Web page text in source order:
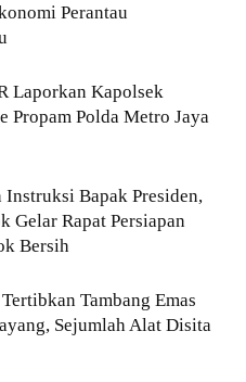
Perantau
Laporkan Kapolsek
Propam Polda Metro Jaya
Bapak Presiden,
Gelar Rapat Persiapan
Bersih
Tambang Emas
Sejumlah Alat Disita